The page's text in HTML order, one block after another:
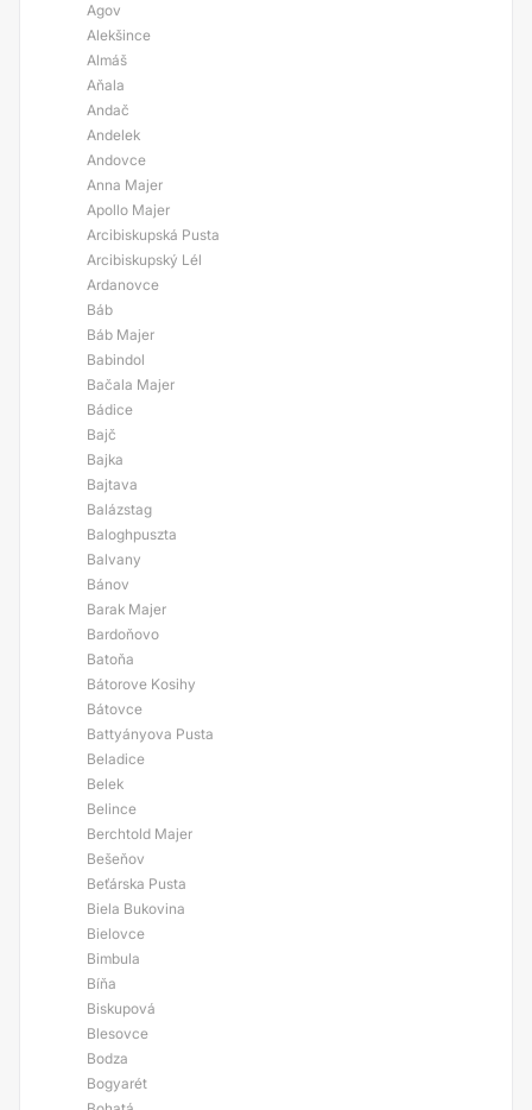
Agov
Alekšince
Almáš
Aňala
Andač
Andelek
Andovce
Anna Majer
Apollo Majer
Arcibiskupská Pusta
Arcibiskupský Lél
Ardanovce
Báb
Báb Majer
Babindol
Bačala Majer
Bádice
Bajč
Bajka
Bajtava
Balázstag
Baloghpuszta
Balvany
Bánov
Barak Majer
Bardoňovo
Batoňa
Bátorove Kosihy
Bátovce
Battyányova Pusta
Beladice
Belek
Belince
Berchtold Majer
Bešeňov
Beťárska Pusta
Biela Bukovina
Bielovce
Bimbula
Bíňa
Biskupová
Blesovce
Bodza
Bogyarét